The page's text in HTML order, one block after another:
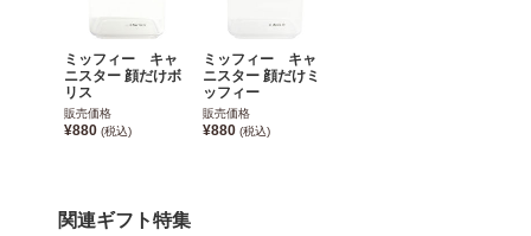
ミッフィー キャ
ニスター 顔だけボ
リス
販売価格
¥880 (税込)
ミッフィー キャ
ニスター 顔だけミ
ッフィー
販売価格
¥880(税込)
関連ギフト特集